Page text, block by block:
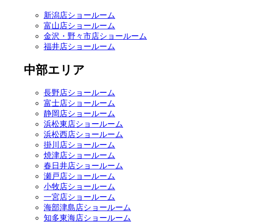
新潟店ショールーム
富山店ショールーム
金沢・野々市店ショールーム
福井店ショールーム
中部エリア
長野店ショールーム
富士店ショールーム
静岡店ショールーム
浜松東店ショールーム
浜松西店ショールーム
掛川店ショールーム
焼津店ショールーム
春日井店ショールーム
瀬戸店ショールーム
小牧店ショールーム
一宮店ショールーム
海部津島店ショールーム
知多東海店ショールーム